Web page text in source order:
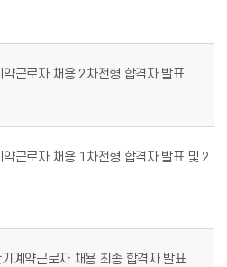
근로자 채용 2차전형 합격자 발표
근로자 채용 1차전형 합격자 발표 및 2
계약근로자 채용 최종 합격자 발표